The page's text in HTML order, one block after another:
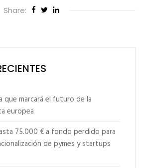
Share:
que marcará el futuro de la
europea
75.000 € a fondo perdido para
de pymes y startups